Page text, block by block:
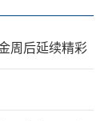
周后延续精彩